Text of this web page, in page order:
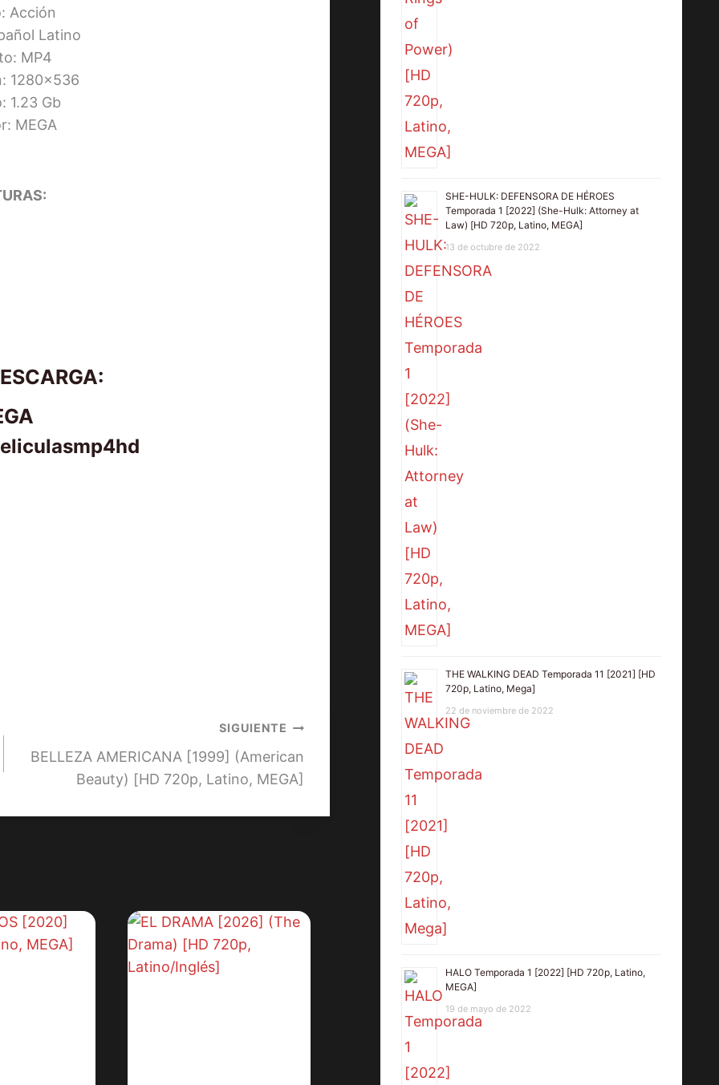
Acción
Latino
MP4
1280×536
1.23 Gb
MEGA
SIGUIENTE
BELLEZA AMERICANA [1999] (American
Beauty) [HD 720p, Latino, MEGA]
SHE-HULK: DEFENSORA DE HÉROES
Temporada 1 [2022] (She-Hulk: Attorney at
Law) [HD 720p, Latino, MEGA]
13 de octubre de 2022
THE WALKING DEAD Temporada 11 [2021] [HD
720p, Latino, Mega]
22 de noviembre de 2022
HALO Temporada 1 [2022] [HD 720p, Latino,
MEGA]
19 de mayo de 2022